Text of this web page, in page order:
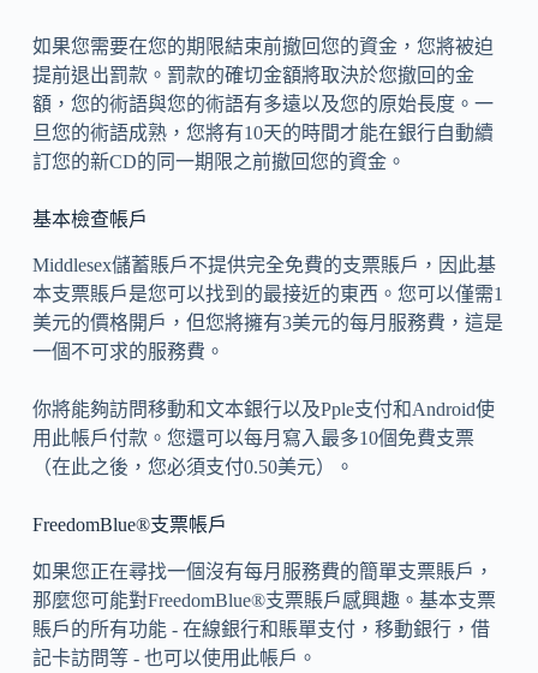
如果您需要在您的期限結束前撤回您的資金，您將被迫
提前退出罰款。罰款的確切金額將取決於您撤回的金
額，您的術語與您的術語有多遠以及您的原始長度。一
旦您的術語成熟，您將有10天的時間才能在銀行自動續
訂您的新CD的同一期限之前撤回您的資金。
基本檢查帳戶
Middlesex儲蓄賬戶不提供完全免費的支票賬戶，因此基
本支票賬戶是您可以找到的最接近的東西。您可以僅需1
美元的價格開戶，但您將擁有3美元的每月服務費，這是
一個不可求的服務費。
你將能夠訪問移動和文本銀行以及Pple支付和Android使
用此帳戶付款。您還可以每月寫入最多10個免費支票
（在此之後，您必須支付0.50美元）。
FreedomBlue®支票帳戶
如果您正在尋找一個沒有每月服務費的簡單支票賬戶，
那麼您可能對FreedomBlue®支票賬戶感興趣。基本支票
賬戶的所有功能 - 在線銀行和賬單支付，移動銀行，借
記卡訪問等 - 也可以使用此帳戶。